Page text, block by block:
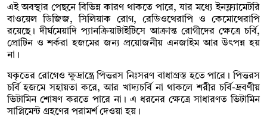
এই অবস্থার পেছনে বিভিন্ন কারণ থাকতে পারে, যার মধ্যে ইনফ্ল্যামেটরি
বাওয়েল ডিজিজ, সিলিয়াক রোগ, রেডিওথেরাপি ও কেমোথেরাপি
রয়েছে। দীর্ঘমেয়াদি প্যানক্রিয়াটাইটিসে আক্রান্ত রোগীদের ক্ষেত্রে চর্বি,
প্রোটিন ও শর্করা হজমের জন্য প্রয়োজনীয় এনজাইম আর উৎপন্ন হয়
না।
যকৃতের রোগেও ক্ষুদ্রান্ত্রে পিত্তরস নিঃসরণ বাধাগ্রস্ত হতে পারে। পিত্তরস
চর্বি হজমে সহায়তা করে, আর খাদ্যচর্বি না থাকলে শরীর চর্বি-দ্রবণীয়
ভিটামিন শোষণ করতে পারে না। এ ধরনের ক্ষেত্রে সাধারণত ভিটামিন
সাপ্লিমেন্ট গ্রহণের পরামর্শ দেওয়া হয়।